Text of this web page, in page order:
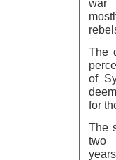
war
The
of
for
The
two